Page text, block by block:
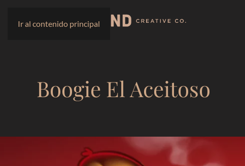
Ir al contenido principal
Boogie El Aceitoso